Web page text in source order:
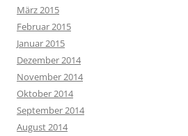
März 2015
Februar 2015
Januar 2015
Dezember 2014
November 2014
Oktober 2014
September 2014
August 2014